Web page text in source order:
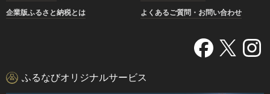
企業版ふるさと納税とは
よくあるご質問・お問い合わせ
ふるなびオリジナルサービス